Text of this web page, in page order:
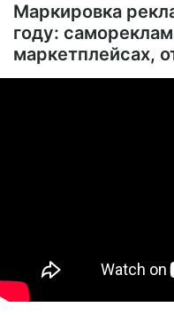
Маркировка
году:
маркетплейсах,